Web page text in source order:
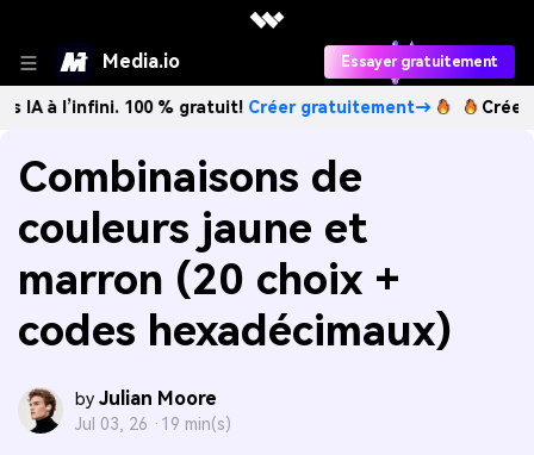
Media.io Essayer gratuitement
100 % gratuit!Créer gratuitement→ Créez des
Combinaisons de
couleurs jaune et
marron (20 choix +
codes hexadécimaux)
by Julian Moore
Jul 03, 26 · 19 min(s)